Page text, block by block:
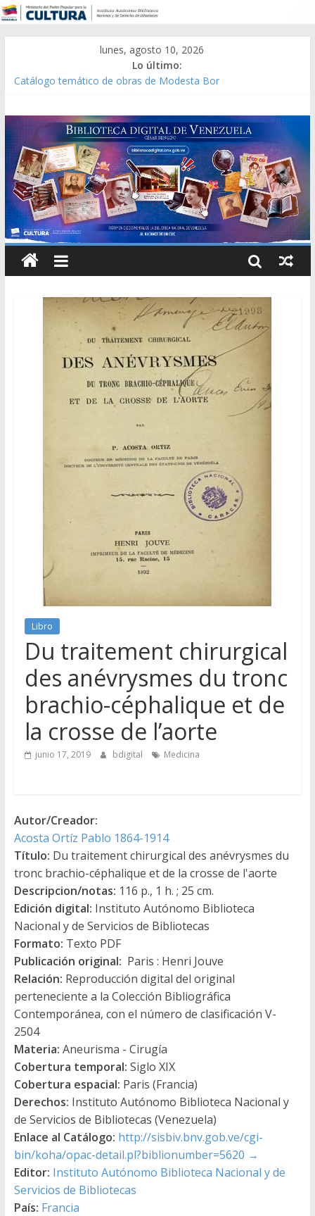
lunes, agosto 10, 2026
Lo último:
Catálogo temático de obras de Modesta Bor
Una Parálisis [material gráfico]
Modesta Bor Sánchez [material gráfico]
Gaceta Oficial de la República de Venezuela año CXXXIII Mes V,
Caracas 09 de marzo de 2006 N° 38.394
Libro
Du traitement chirurgical
des anévrysmes du tronc
brachio-céphalique et de
la crosse de l’aorte
junio 17, 2019 bdigital Medicina
Autor/Creador:
Acosta Ortíz Pablo 1864-1914
Título: Du traitement chirurgical des anévrysmes du
tronc brachio-céphalique et de la crosse de l'aorte
Descripcion/notas: 116 p., 1 h. ; 25 cm.
Edición digital: Instituto Autónomo Biblioteca
Nacional y de Servicios de Bibliotecas
Formato: Texto PDF
Publicación original: Paris : Henri Jouve
Relación: Reproducción digital del original
perteneciente a la Colección Bibliográfica
Contemporánea, con el número de clasificación V-
2504
Materia: Aneurisma - Cirugía
Cobertura temporal: Siglo XIX
Cobertura espacial: Paris (Francia)
Derechos: Instituto Autónomo Biblioteca Nacional y
de Servicios de Bibliotecas (Venezuela)
Enlace al Catálogo: http://sisbiv.bnv.gob.ve/cgi-
bin/koha/opac-detail.pl?biblionumber=5620 →
Editor: Instituto Autónomo Biblioteca Nacional y de
Servicios de Bibliotecas
País: Francia